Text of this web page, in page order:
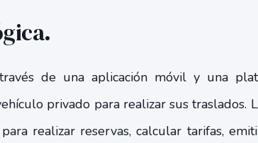
de una aplicación móvil y una
privado para realizar sus traslados.
realizar reservas, calcular tarifas,